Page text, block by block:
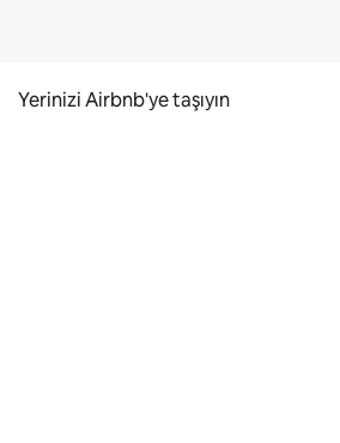
Yerinizi Airbnb'ye taşıyın